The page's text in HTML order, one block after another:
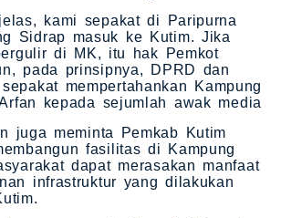
kami sepakat di Paripurna
Sidrap masuk ke Kutim. Jika
di MK, itu hak Pemkot
pada prinsipnya, DPRD dan
mempertahankan Kampung
kepada sejumlah awak media
juga meminta Pemkab Kutim
fasilitas di Kampung
dapat merasakan manfaat
infrastruktur yang dilakukan